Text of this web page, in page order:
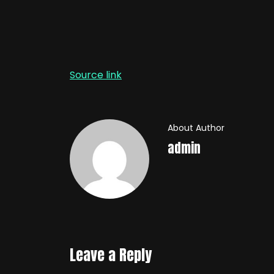
Source link
About Author
admin
Leave a Reply